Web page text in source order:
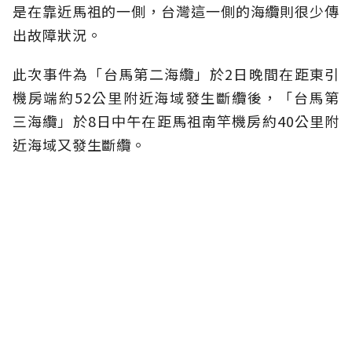
是在靠近馬祖的一側，台灣這一側的海纜則很少傳
出故障狀況。
此次事件為「台馬第二海纜」於2日晚間在距東引
機房端約52公里附近海域發生斷纜後，「台馬第
三海纜」於8日中午在距馬祖南竿機房約40公里附
近海域又發生斷纜。